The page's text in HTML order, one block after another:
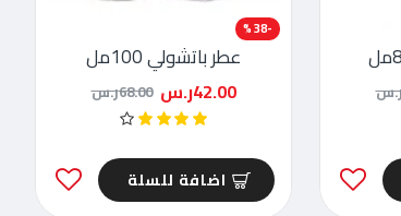
-38 %
عطر باتشولي 100مل
42.00ر.س 68.00ر.س
اضافة للسلة